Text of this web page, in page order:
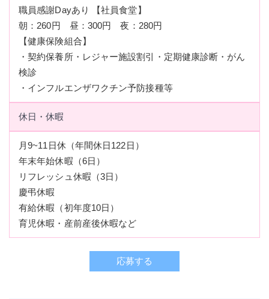
職員感謝Dayあり 【社員食堂】
朝：260円 昼：300円 夜：280円
【健康保険組合】
・契約保養所・レジャー施設割引・定期健康診断・がん
検診
・インフルエンザワクチン予防接種等
休日・休暇
月9~11日休（年間休日122日）
年末年始休暇（6日）
リフレッシュ休暇（3日）
慶弔休暇
有給休暇（初年度10日）
育児休暇・産前産後休暇など
応募する